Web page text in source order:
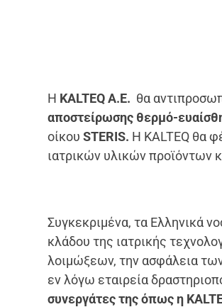
Η KALTEQΑ.Ε. θα
αποστείρωσης θερμό-
οίκουSTERIS. Η KALTEQ θα
ιατρικών υλικών προϊόντων
Συγκεκριμένα, τα Ελληνικά
κλάδου της ιατρικής
λοιμώξεων, την ασφάλεια
εν λόγω εταιρεία
συνεργάτες της όπως η